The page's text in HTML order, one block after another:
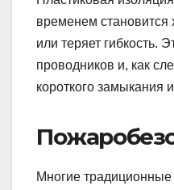
временем становится
или теряет гибкость.
проводников и, как
короткого замыкания
Многие